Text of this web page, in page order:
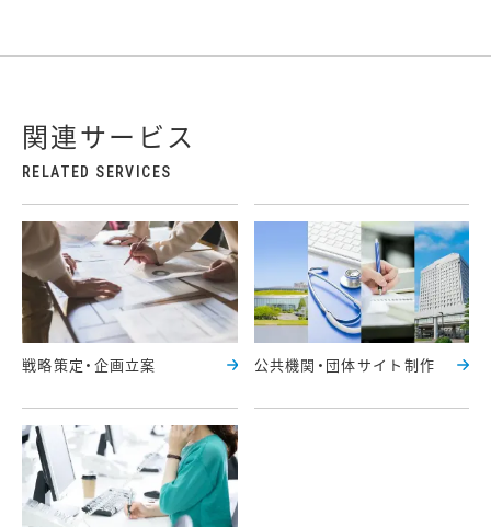
関連サービス
戦略策定・企画立案 公共機関・団体サイト制作